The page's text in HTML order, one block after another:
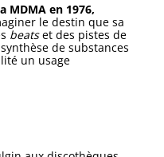
MDMA en 1976,
le destin que sa
beatset des pistes de
de substances
un usage